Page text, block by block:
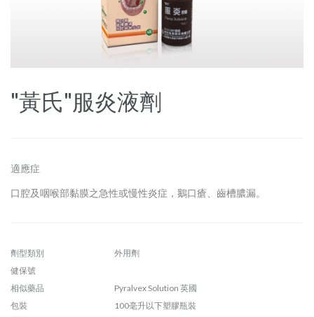
"黃氏"服炎液劑
適應症
口腔及咽喉部黏膜之急性或慢性炎症，鵝口瘡、齒槽膿漏。
劑型類別
外用劑
健保號
相似藥品
Pyralvex Solution 英國
包裝
100毫升以下塑膠瓶裝